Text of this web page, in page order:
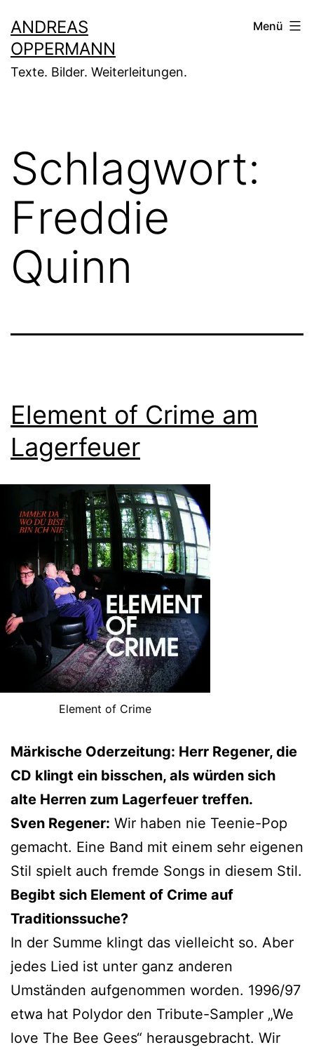
Inhalt
springen
ANDREAS
OPPERMANN
Texte. Bilder. Weiterleitungen.
Menü
Schlagwort:
Freddie
Quinn
Element of Crime am
Lagerfeuer
Element of Crime
Märkische Oderzeitung: Herr Regener, die
CD klingt ein bisschen, als würden sich
alte Herren zum Lagerfeuer treffen.
Sven Regener: Wir haben nie Teenie-Pop
gemacht. Eine Band mit einem sehr eigenen
Stil spielt auch fremde Songs in diesem Stil.
Begibt sich Element of Crime auf
Traditionssuche?
In der Summe klingt das vielleicht so. Aber
jedes Lied ist unter ganz anderen
Umständen aufgenommen worden. 1996/97
etwa hat Polydor den Tribute-Sampler „We
love The Bee Gees“ herausgebracht. Wir